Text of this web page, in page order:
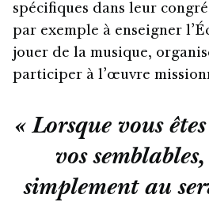
spécifiques dans leur
par exemple à enseigner
jouer de la musique,
participer à l’œuvre
« Lorsque vous
vos
simplement au